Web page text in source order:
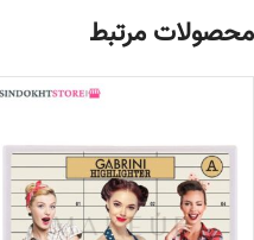
محصولات مرتبط